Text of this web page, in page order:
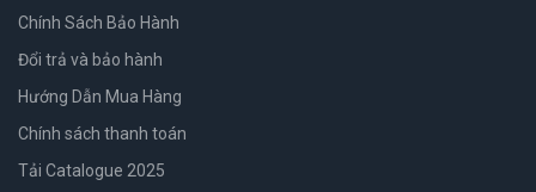
Chính Sách Bảo Hành
Đổi trả và bảo hành
Hướng Dẫn Mua Hàng
Chính sách thanh toán
Tải Catalogue 2025